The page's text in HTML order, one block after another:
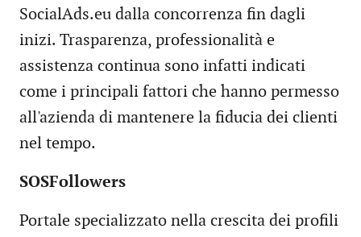
SocialAds.eu dalla concorrenza fin dagli
inizi. Trasparenza, professionalità e
assistenza continua sono infatti indicati
come i principali fattori che hanno permesso
all'azienda di mantenere la fiducia dei clienti
nel tempo.
SOSFollowers
Portale specializzato nella crescita dei profili